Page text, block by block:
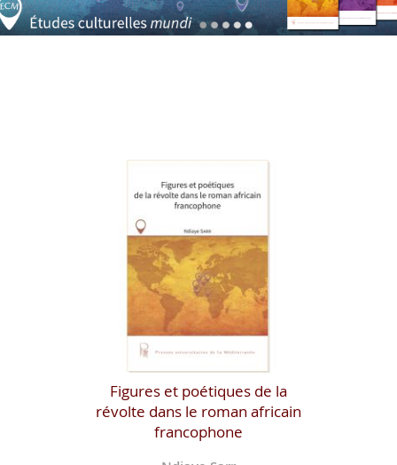
Figures et poétiques de la
révolte dans le roman africain
francophone